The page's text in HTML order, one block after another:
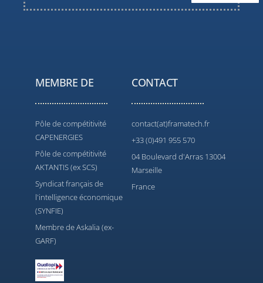
MEMBRE DE
Pôle de compétitivité
CAPENERGIES
Pôle de compétitivité
AKTANTIS (ex SCS)
Syndicat français de
l'intelligence économique
(SYNFIE)
Membre de Askalia (ex-
GARF)
CONTACT
contact(at)framatech.fr
+33 (0)491 955 570
04 Boulevard d'Arras 13004
Marseille
France